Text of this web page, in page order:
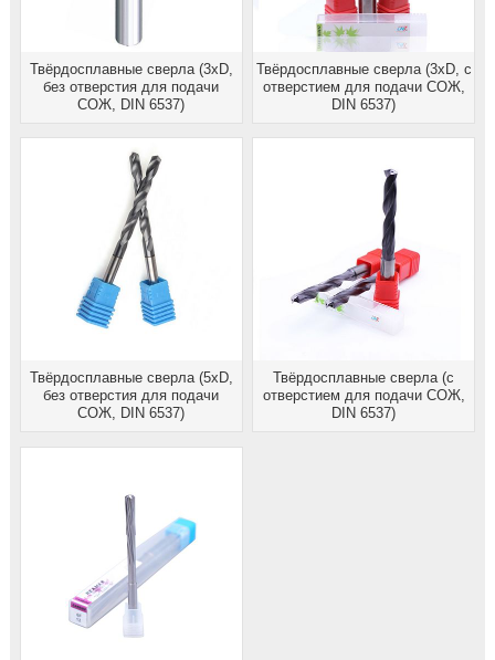
Твёрдосплавные сверла (3xD,
без отверстия для подачи
СОЖ, DIN 6537)
Твёрдосплавные сверла (3xD, с
отверстием для подачи СОЖ,
DIN 6537)
Твёрдосплавные сверла (5xD,
без отверстия для подачи
СОЖ, DIN 6537)
Твёрдосплавные сверла (с
отверстием для подачи СОЖ,
DIN 6537)